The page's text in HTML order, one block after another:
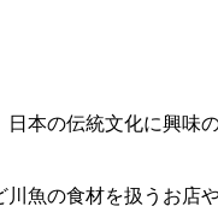
本の伝統文化に興味
魚の食材を扱うお店